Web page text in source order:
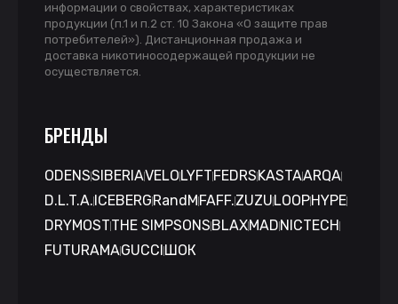
информации о свойствах, характеристиках
продукции (п.1 и п.2 ст. 10 Закона «О защите прав
потребителей»). Дистанционная продажа и
доставка никотиносодержащей продукции не
осуществляется.
БРЕНДЫ
ODENSSIBERIAVELO LYFT FEDRS KASTAARQA
D.L.T.A. ICEBERG RandM FAFF.ZUZU LOOPHYPE
DRYMOSTTHE SIMPSONS BLAXMAD NICTECH
FUTURAMAGUCCI ШОК